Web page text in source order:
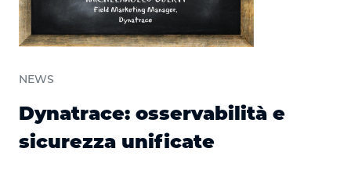
NEWS
Dynatrace: osservabilità e
sicurezza unificate